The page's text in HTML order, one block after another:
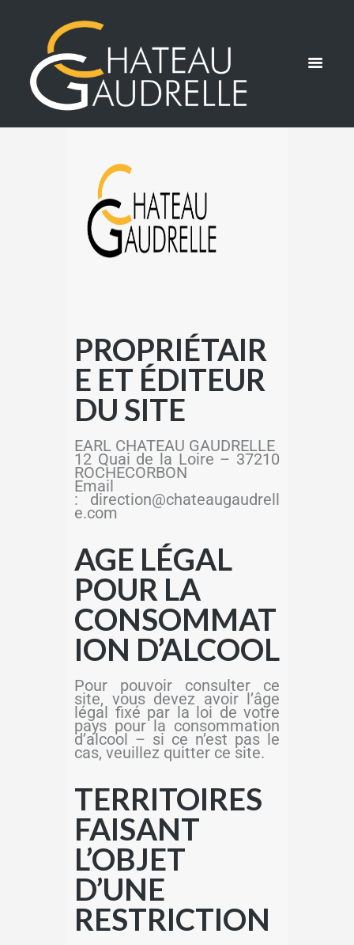
PROPRIÉTAIR
E ET ÉDITEUR
DU SITE
EARL CHATEAU GAUDRELLE
12 Quai de la Loire – 37210
ROCHECORBON
Email
: direction@chateaugaudrell
e.com
AGE LÉGAL
POUR LA
CONSOMMAT
ION D’ALCOOL
Pour pouvoir consulter ce
site, vous devez avoir l’âge
légal fixé par la loi de votre
pays pour la consommation
d’alcool – si ce n’est pas le
cas, veuillez quitter ce site.
TERRITOIRES
FAISANT
L’OBJET
D’UNE
RESTRICTION